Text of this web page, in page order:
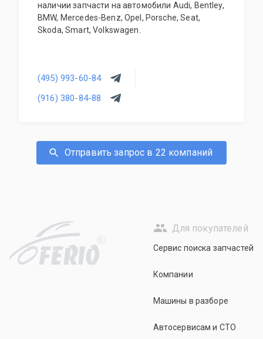
наличии запчасти на автомобили Audi, Bentley,
BMW, Mercedes-Benz, Opel, Porsche, Seat,
Skoda, Smart, Volkswagen.
(495) 993-60-84
(916) 380-84-88
Отправить запрос в 22 компаний
R
Для покупателей
Сервис поиска запчастей
Компании
Машины в разборе
Автосервисам и СТО